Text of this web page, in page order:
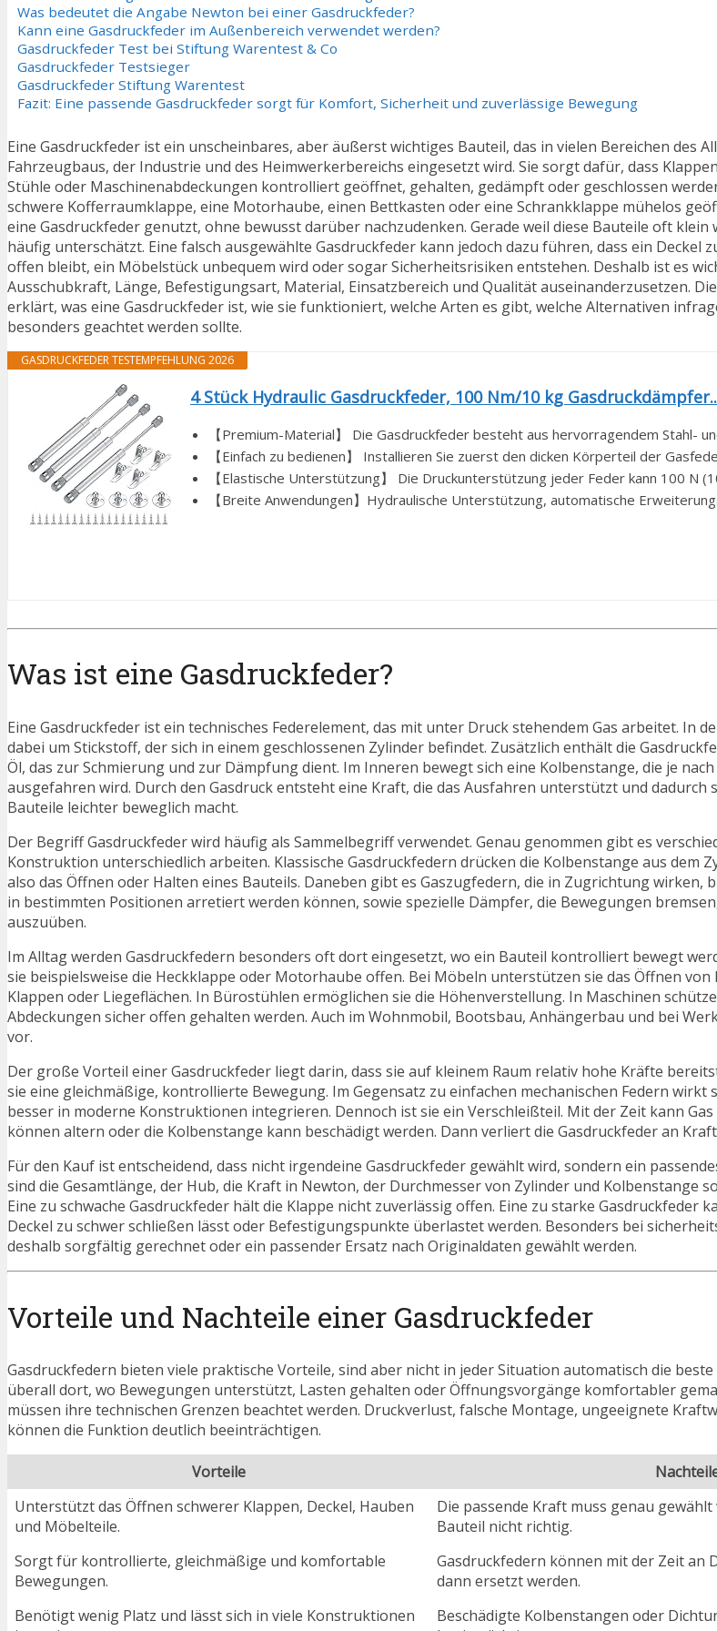
Was bedeutet die Angabe Newton bei einer Gasdruckfeder?
Kann eine Gasdruckfeder im Außenbereich verwendet werden?
Gasdruckfeder Test bei Stiftung Warentest & Co
Gasdruckfeder Testsieger
Gasdruckfeder Stiftung Warentest
Fazit: Eine passende Gasdruckfeder sorgt für Komfort, Sicherheit und zuverlässige Bewegung
Eine Gasdruckfeder ist ein unscheinbares, aber äußerst wichtiges Bauteil, das in vielen Bereichen des
Fahrzeugbaus, der Industrie und des Heimwerkerbereichs eingesetzt wird. Sie sorgt dafür, dass
Stühle oder Maschinenabdeckungen kontrolliert geöffnet, gehalten, gedämpft oder geschlossen
schwere Kofferraumklappe, eine Motorhaube, einen Bettkasten oder eine Schrankklappe mühelos
eine Gasdruckfeder genutzt, ohne bewusst darüber nachzudenken. Gerade weil diese Bauteile oft
häufig unterschätzt. Eine falsch ausgewählte Gasdruckfeder kann jedoch dazu führen, dass ein Deckel
offen bleibt, ein Möbelstück unbequem wird oder sogar Sicherheitsrisiken entstehen. Deshalb ist es
Ausschubkraft, Länge, Befestigungsart, Material, Einsatzbereich und Qualität auseinanderzusetzen.
erklärt, was eine Gasdruckfeder ist, wie sie funktioniert, welche Arten es gibt, welche Alternativen
besonders geachtet werden sollte.
GASDRUCKFEDER TESTEMPFEHLUNG 2026
4 Stück Hydraulic Gasdruckfeder, 100 Nm/10 kg
【Premium-Material】 Die Gasdruckfeder besteht aus hervorragendem Stahl-
【Einfach zu bedienen】 Installieren Sie zuerst den dicken Körperteil der
【Elastische Unterstützung】 Die Druckunterstützung jeder Feder kann 100 N
【Breite Anwendungen】Hydraulische Unterstützung, automatische
Was ist eine Gasdruckfeder?
Eine Gasdruckfeder ist ein technisches Federelement, das mit unter Druck stehendem Gas arbeitet. In
dabei um Stickstoff, der sich in einem geschlossenen Zylinder befindet. Zusätzlich enthält die
Öl, das zur Schmierung und zur Dämpfung dient. Im Inneren bewegt sich eine Kolbenstange, die je
ausgefahren wird. Durch den Gasdruck entsteht eine Kraft, die das Ausfahren unterstützt und dadurch
Bauteile leichter beweglich macht.
Der Begriff Gasdruckfeder wird häufig als Sammelbegriff verwendet. Genau genommen gibt es
Konstruktion unterschiedlich arbeiten. Klassische Gasdruckfedern drücken die Kolbenstange aus dem
also das Öffnen oder Halten eines Bauteils. Daneben gibt es Gaszugfedern, die in Zugrichtung wirken,
in bestimmten Positionen arretiert werden können, sowie spezielle Dämpfer, die Bewegungen
auszuüben.
Im Alltag werden Gasdruckfedern besonders oft dort eingesetzt, wo ein Bauteil kontrolliert bewegt
sie beispielsweise die Heckklappe oder Motorhaube offen. Bei Möbeln unterstützen sie das Öffnen
Klappen oder Liegeflächen. In Bürostühlen ermöglichen sie die Höhenverstellung. In Maschinen
Abdeckungen sicher offen gehalten werden. Auch im Wohnmobil, Bootsbau, Anhängerbau und bei
vor.
Der große Vorteil einer Gasdruckfeder liegt darin, dass sie auf kleinem Raum relativ hohe Kräfte
sie eine gleichmäßige, kontrollierte Bewegung. Im Gegensatz zu einfachen mechanischen Federn wirkt
besser in moderne Konstruktionen integrieren. Dennoch ist sie ein Verschleißteil. Mit der Zeit kann
können altern oder die Kolbenstange kann beschädigt werden. Dann verliert die Gasdruckfeder an
Für den Kauf ist entscheidend, dass nicht irgendeine Gasdruckfeder gewählt wird, sondern ein
sind die Gesamtlänge, der Hub, die Kraft in Newton, der Durchmesser von Zylinder und Kolbenstange
Eine zu schwache Gasdruckfeder hält die Klappe nicht zuverlässig offen. Eine zu starke Gasdruckfeder
Deckel zu schwer schließen lässt oder Befestigungspunkte überlastet werden. Besonders bei
deshalb sorgfältig gerechnet oder ein passender Ersatz nach Originaldaten gewählt werden.
Vorteile und Nachteile einer Gasdruckfeder
Gasdruckfedern bieten viele praktische Vorteile, sind aber nicht in jeder Situation automatisch die
überall dort, wo Bewegungen unterstützt, Lasten gehalten oder Öffnungsvorgänge komfortabler
müssen ihre technischen Grenzen beachtet werden. Druckverlust, falsche Montage, ungeeignete
können die Funktion deutlich beeinträchtigen.
Vorteile
Unterstützt das Öffnen schwerer Klappen, Deckel, Hauben
und Möbelteile.
Die passende Kraft muss genau
Bauteil nicht richtig.
Sorgt für kontrollierte, gleichmäßige und komfortable
Bewegungen.
Gasdruckfedern können mit der Zeit an
dann ersetzt werden.
Benötigt wenig Platz und lässt sich in viele Konstruktionen
Beschädigte Kolbenstangen oder